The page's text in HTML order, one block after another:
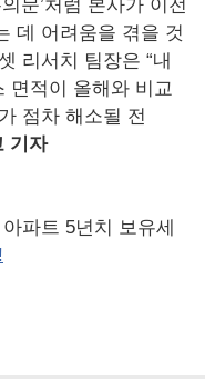
문’처럼 본사가 이전
데 어려움을 겪을 것
리서치 팀장은 “내
면적이 올해와 비교
점차 해소될 전
기자
파트 5년치 보유세